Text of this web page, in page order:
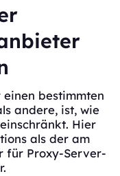
bestimmten
andere, ist, wie
Hier
als der am
für Proxy-Server-